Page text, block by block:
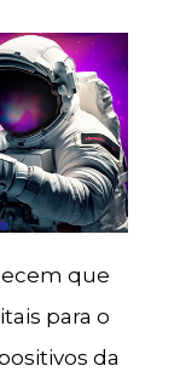
que
para o
da